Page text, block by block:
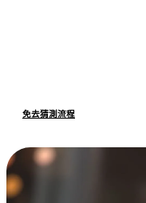
免去猜測流程